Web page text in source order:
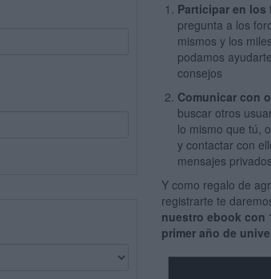
Participar en los
pregunta a los
mismos y los
podamos
consejos
Comunicar con
buscar otros
lo mismo que tú,
y contactar con
mensajes
Y como regalo de
registrarte te
nuestro ebook con
primer año de